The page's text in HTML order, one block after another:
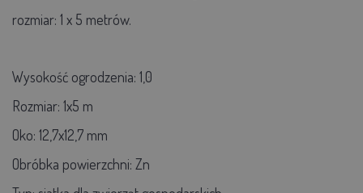
rozmiar: 1 x 5 metrów.
Wysokość ogrodzenia: 1,0
Rozmiar: 1x5 m
Oko: 12,7x12,7 mm
Obróbka powierzchni: Zn